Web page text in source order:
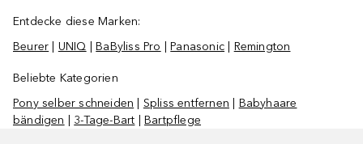
Entdecke diese Marken:
Beurer
UNIQ |BaByliss Pro |Panasonic Remington
Beliebte Kategorien
Pony selber schneiden
Spliss entfernen
Babyhaare
bändigen
3-Tage-Bart |Bartpflege